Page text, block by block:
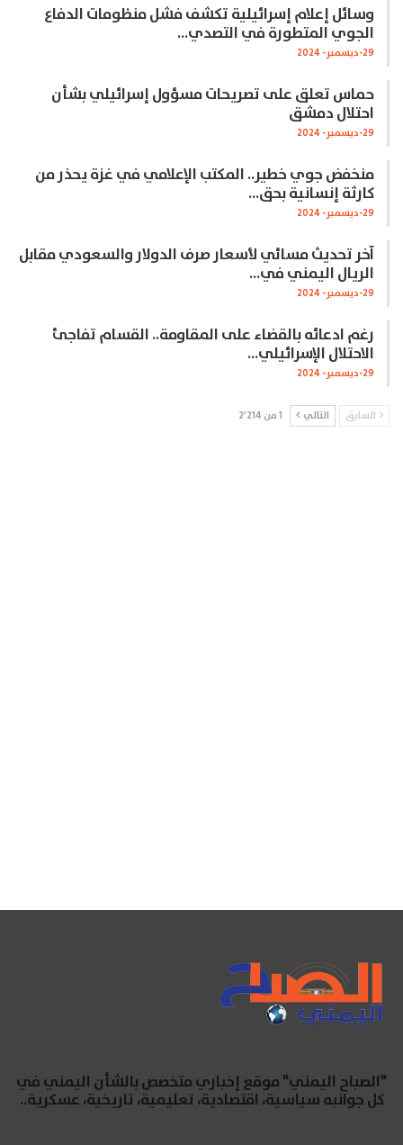
وسائل إعلام إسرائيلية تكشف فشل منظومات الدفاع
الجوي المتطورة في التصدي…
29-ديسمبر- 2024
حماس تعلق على تصريحات مسؤول إسرائيلي بشأن
احتلال دمشق
29-ديسمبر- 2024
منخفض جوي خطير.. المكتب الإعلامي في غزة يحذر من
كارثة إنسانية بحق…
29-ديسمبر- 2024
آخر تحديث مسائي لأسعار صرف الدولار والسعودي مقابل
الريال اليمني في…
29-ديسمبر- 2024
رغم ادعائه بالقضاء على المقاومة.. القسام تفاجئ
الاحتلال الإسرائيلي…
29-ديسمبر- 2024
السابق التالي 1 من 2٬214
"الصباح اليمني" موقع إخباري متخصص بالشأن اليمني في
كل جوانبه سياسية، اقتصادية، تعليمية، تاريخية، عسكرية..